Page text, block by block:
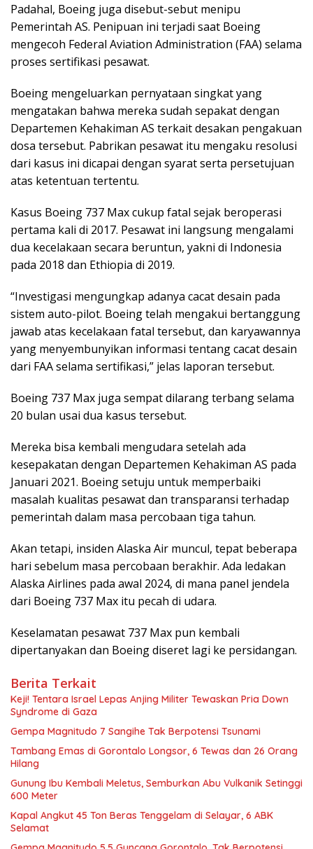
Padahal, Boeing juga disebut-sebut menipu
Pemerintah AS. Penipuan ini terjadi saat Boeing
mengecoh Federal Aviation Administration (FAA) selama
proses sertifikasi pesawat.
Boeing mengeluarkan pernyataan singkat yang
mengatakan bahwa mereka sudah sepakat dengan
Departemen Kehakiman AS terkait desakan pengakuan
dosa tersebut. Pabrikan pesawat itu mengaku resolusi
dari kasus ini dicapai dengan syarat serta persetujuan
atas ketentuan tertentu.
Kasus Boeing 737 Max cukup fatal sejak beroperasi
pertama kali di 2017. Pesawat ini langsung mengalami
dua kecelakaan secara beruntun, yakni di Indonesia
pada 2018 dan Ethiopia di 2019.
“Investigasi mengungkap adanya cacat desain pada
sistem auto-pilot. Boeing telah mengakui bertanggung
jawab atas kecelakaan fatal tersebut, dan karyawannya
yang menyembunyikan informasi tentang cacat desain
dari FAA selama sertifikasi,” jelas laporan tersebut.
Boeing 737 Max juga sempat dilarang terbang selama
20 bulan usai dua kasus tersebut.
Mereka bisa kembali mengudara setelah ada
kesepakatan dengan Departemen Kehakiman AS pada
Januari 2021. Boeing setuju untuk memperbaiki
masalah kualitas pesawat dan transparansi terhadap
pemerintah dalam masa percobaan tiga tahun.
Akan tetapi, insiden Alaska Air muncul, tepat beberapa
hari sebelum masa percobaan berakhir. Ada ledakan
Alaska Airlines pada awal 2024, di mana panel jendela
dari Boeing 737 Max itu pecah di udara.
Keselamatan pesawat 737 Max pun kembali
dipertanyakan dan Boeing diseret lagi ke persidangan.
Berita Terkait
Keji! Tentara Israel Lepas Anjing Militer Tewaskan Pria Down
Syndrome di Gaza
Gempa Magnitudo 7 Sangihe Tak Berpotensi Tsunami
Tambang Emas di Gorontalo Longsor, 6 Tewas dan 26 Orang
Hilang
Gunung Ibu Kembali Meletus, Semburkan Abu Vulkanik Setinggi
600 Meter
Kapal Angkut 45 Ton Beras Tenggelam di Selayar, 6 ABK
Selamat